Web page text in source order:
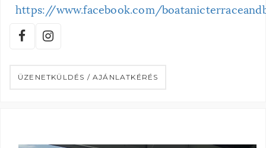
https://www.facebook.com/
ÜZENETKÜLDÉS / AJÁNLATKÉRÉS